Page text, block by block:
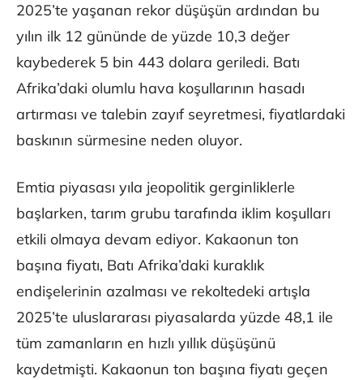
2025’te yaşanan rekor düşüşün ardından bu
yılın ilk 12 gününde de yüzde 10,3 değer
kaybederek 5 bin 443 dolara geriledi. Batı
Afrika’daki olumlu hava koşullarının hasadı
artırması ve talebin zayıf seyretmesi, fiyatlardaki
baskının sürmesine neden oluyor.
Emtia piyasası yıla jeopolitik gerginliklerle
başlarken, tarım grubu tarafında iklim koşulları
etkili olmaya devam ediyor. Kakaonun ton
başına fiyatı, Batı Afrika’daki kuraklık
endişelerinin azalması ve rekoltedeki artışla
2025’te uluslararası piyasalarda yüzde 48,1 ile
tüm zamanların en hızlı yıllık düşüşünü
kaydetmişti. Kakaonun ton başına fiyatı geçen